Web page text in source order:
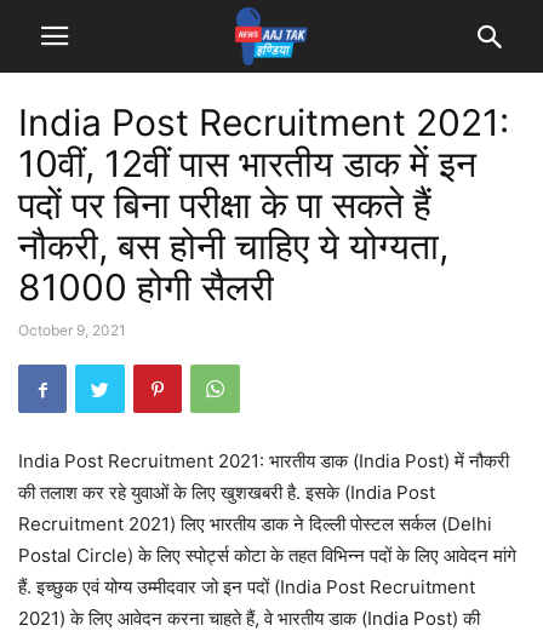
India Post Recruitment 2021:
10वीं, 12वीं पास भारतीय डाक में इन
पदों पर बिना परीक्षा के पा सकते हैं
नौकरी, बस होनी चाहिए ये योग्यता,
81000 होगी सैलरी
October 9, 2021
India Post Recruitment 2021: भारतीय डाक (India Post) में नौकरी
की तलाश कर रहे युवाओं के लिए खुशखबरी है. इसके (India Post
Recruitment 2021) लिए भारतीय डाक ने दिल्ली पोस्टल सर्कल (Delhi
Postal Circle) के लिए स्पोर्ट्स कोटा के तहत विभिन्न पदों के लिए आवेदन मांगे
हैं. इच्छुक एवं योग्य उम्मीदवार जो इन पदों (India Post Recruitment
2021) के लिए आवेदन करना चाहते हैं, वे भारतीय डाक (India Post) की